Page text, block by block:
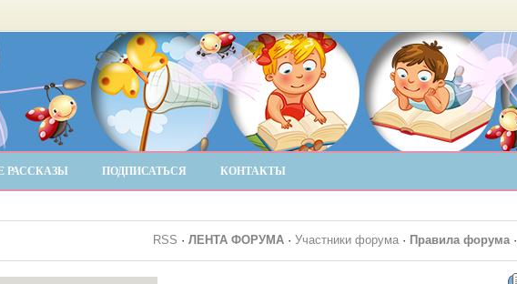
РАССКАЗЫ ПОДПИСАТЬСЯ КОНТАКТЫ
RSS · ЛЕНТА ФОРУМА · Участники форума · Правила форума·